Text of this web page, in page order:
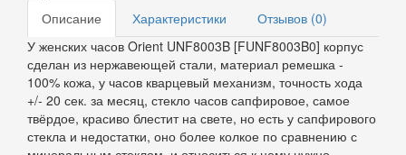
Описание
Характеристики
Отзывов (0)
У женских часов Orient UNF8003B [FUNF8003B0] корпус
сделан из нержавеющей стали, материал ремешка -
100% кожа, у часов кварцевый механизм, точность хода
+/- 20 сек. за месяц, стекло часов сапфировое, самое
твёрдое, красиво блестит на свете, но есть у сапфирового
стекла и недостатки, оно более колкое по сравнению с